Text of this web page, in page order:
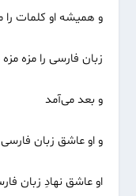
و همیشه او کلمات را
زبان فارسی را مزه
و بعد می‌آمد
و او عاشق زبان
او عاشق نهادِ زبان